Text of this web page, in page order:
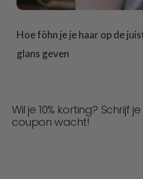
Hoe föhn je je haar op de
glans geven
Wil je 10% korting? Schrijf
coupon wacht!